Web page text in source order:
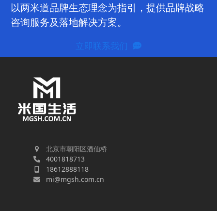
以两米道品牌生态理念为指引，提供品牌战略
咨询服务及落地解决方案。
立即联系我们
北京市朝阳区酒仙桥
4001818713
18612888118
mi@mgsh.com.cn